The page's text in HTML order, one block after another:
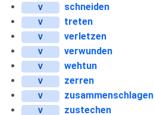
V schneiden
V treten
V verletzen
V verwunden
V wehtun
V zerren
V zusammenschlagen
V zustechen